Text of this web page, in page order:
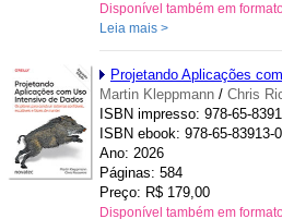
Disponível também em
Leia mais >
Projetando Aplicações
Martin Kleppmann / Chris
ISBN impresso: 978-65-
ISBN ebook: 978-65-83913-
Ano: 2026
Páginas: 584
Preço: R$ 179,00
Disponível também em